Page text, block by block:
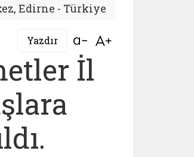
Edirne - Türkiye
Yazdır Bağlantıyı aç
İl